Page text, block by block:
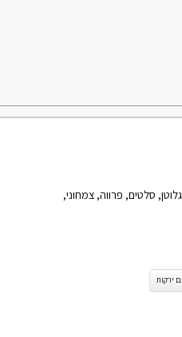
, סלטים, פרווה, צמחוני,
ירקות